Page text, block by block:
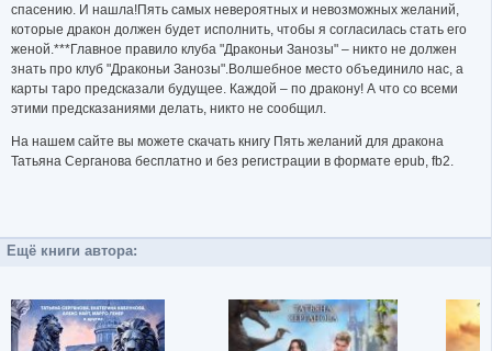
спасению. И нашла!Пять самых невероятных и невозможных желаний,
которые дракон должен будет исполнить, чтобы я согласилась стать его
женой.***Главное правило клуба "Драконьи Занозы" – никто не должен
знать про клуб "Драконьи Занозы".Волшебное место объединило нас, а
карты таро предсказали будущее. Каждой – по дракону! А что со всеми
этими предсказаниями делать, никто не сообщил.
На нашем сайте вы можете скачать книгу Пять желаний для дракона
Татьяна Серганова бесплатно и без регистрации в формате epub, fb2.
Ещё книги автора: